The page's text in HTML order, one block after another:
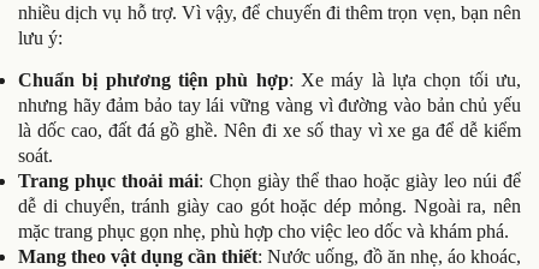
nhiều dịch vụ hỗ trợ. Vì vậy, để chuyến đi thêm trọn vẹn, bạn nên
lưu ý:
Chuẩn bị phương tiện phù hợp: Xe máy là lựa chọn tối ưu,
nhưng hãy đảm bảo tay lái vững vàng vì đường vào bản chủ yếu
là dốc cao, đất đá gồ ghề. Nên đi xe số thay vì xe ga để dễ kiểm
soát.
Trang phục thoải mái: Chọn giày thể thao hoặc giày leo núi để
dễ di chuyển, tránh giày cao gót hoặc dép mỏng. Ngoài ra, nên
mặc trang phục gọn nhẹ, phù hợp cho việc leo dốc và khám phá.
Mang theo vật dụng cần thiết: Nước uống, đồ ăn nhẹ, áo khoác,